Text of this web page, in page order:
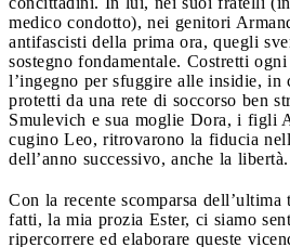
medico condotto), nei genitori
antifascisti della prima ora, quegli
sostegno fondamentale. Costretti
l’ingegno per sfuggire alle insidie, in
protetti da una rete di soccorso ben
Smulevich e sua moglie Dora, i figli
cugino Leo, ritrovarono la fiducia
dell’anno successivo, anche la libertà.
Con la recente scomparsa
fatti, la mia prozia Ester, ci siamo
ripercorrere ed elaborare queste